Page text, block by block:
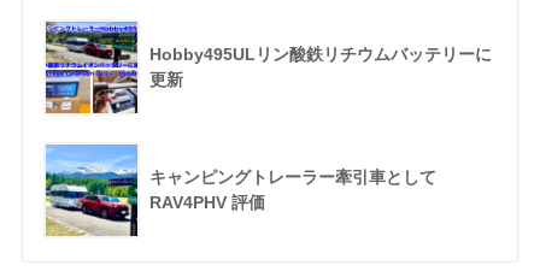
Hobby495ULリン酸鉄リチウムバッテリーに
更新
キャンピングトレーラー牽引車として
RAV4PHV 評価